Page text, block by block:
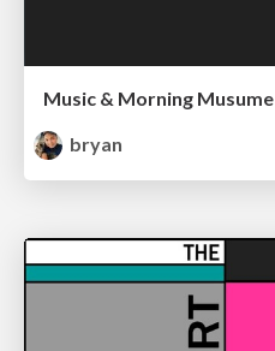
Music & Morning Musume
bryan